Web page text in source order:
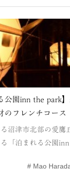
公園inn the park
のフレンチコース
沼津市北部の愛鷹
る「泊まれる公園
Mao